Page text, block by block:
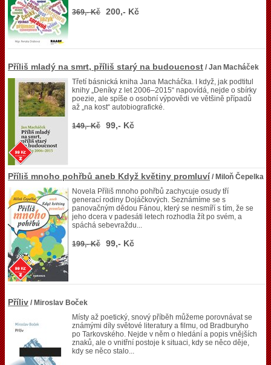
369,- Kč 200,- Kč
Příliš mladý na smrt, příliš starý na budoucnost / Jan Macháček
Třetí básnická kniha Jana Macháčka. I když, jak podtitul
knihy „Deníky z let 2006–2015“ napovídá, nejde o sbírky
poezie, ale spíše o osobní výpovědi ve většině případů
až „na kost“ autobiografické.
149,- Kč 99,- Kč
Příliš mnoho pohřbů aneb Když květiny promluví / Miloň Čepelka
Novela Příliš mnoho pohřbů zachycuje osudy tří
generací rodiny Dojáčkových. Seznámíme se s
panovačným dědou Fánou, který se nesmíří s tím, že se
jeho dcera v padesáti letech rozhodla žít po svém, a
spáchá sebevraždu...
199,- Kč 99,- Kč
Příliv / Miroslav Boček
Místy až poetický, snový příběh můžeme porovnávat se
známými díly světové literatury a filmu, od Bradburyho
po Tarkovského. Nejde v něm o hledání a popis vnějších
znaků, ale o vnitřní postoje k situaci, kdy se něco děje,
kdy se něco stalo...